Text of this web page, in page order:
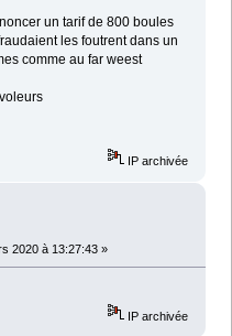
un tarif de 800 boules
les foutrent dans un
comme au far weest
IP archivée
2020 à 13:27:43 »
IP archivée